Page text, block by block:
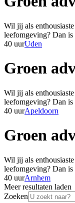
Wil jij als
leefomgeving? Dan
40 uurUden
Groen
Wil jij als
leefomgeving? Dan
40 uurApeldoorn
Groen
Wil jij als
leefomgeving? Dan
40 uurArnhem
Meer resultaten laden
Zoeken